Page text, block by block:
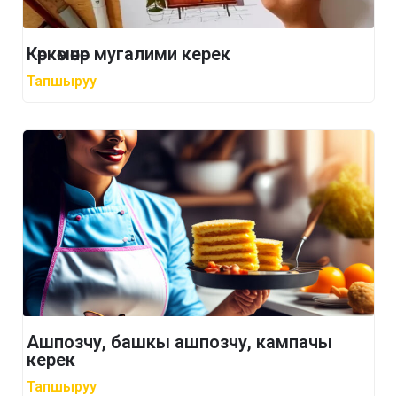
Көркөмөнөр мугалими керек
Тапшыруу
Ашпозчу, башкы ашпозчу, кампачы
керек
Тапшыруу